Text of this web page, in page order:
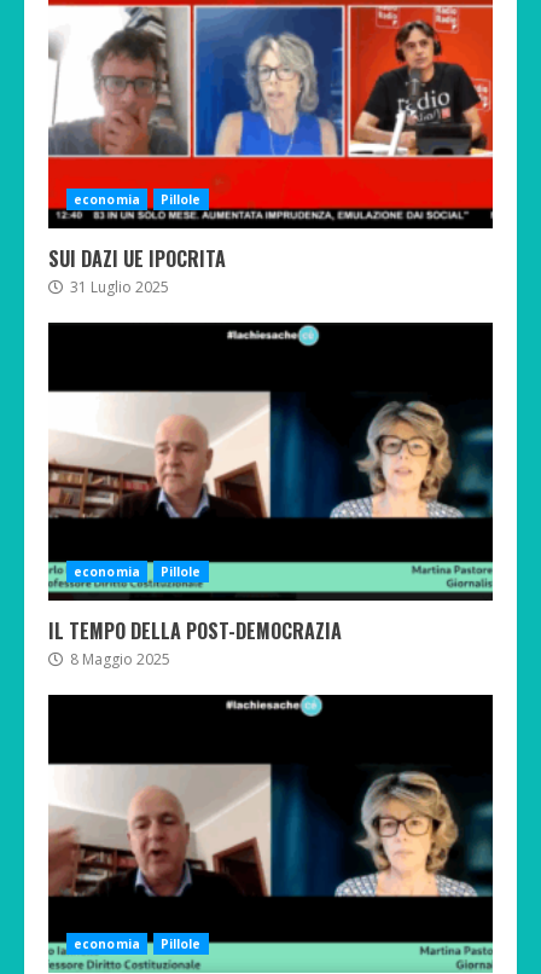
economia Pillole
SUI DAZI UE IPOCRITA
31 Luglio 2025
economia Pillole
IL TEMPO DELLA POST-DEMOCRAZIA
8 Maggio 2025
economia Pillole